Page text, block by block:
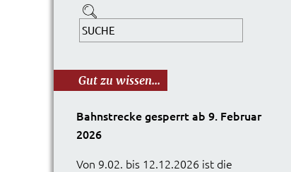
Gut zu wissen...
Bahnstrecke gesperrt ab 9. Februar
2026
Von 9.02. bis 12.12.2026 ist die